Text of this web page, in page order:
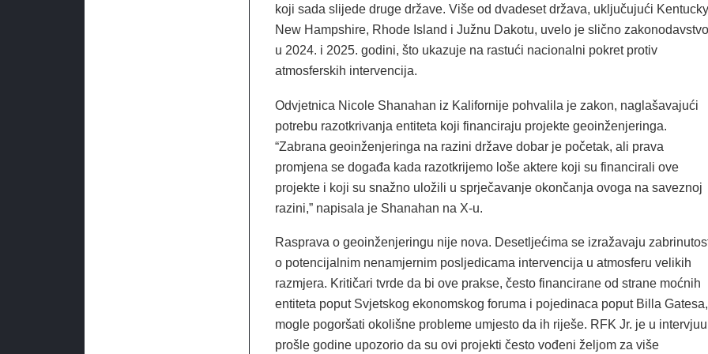
koji sada slijede druge države. Više od dvadeset država, uključujući
New Hampshire, Rhode Island i Južnu Dakotu, uvelo je slično zakonodavstvo
u 2024. i 2025. godini, što ukazuje na rastući nacionalni pokret protiv
atmosferskih intervencija.
Odvjetnica Nicole Shanahan iz Kalifornije pohvalila je zakon, naglašavajući
potrebu razotkrivanja entiteta koji financiraju projekte geoinženjeringa.
“Zabrana geoinženjeringa na razini države dobar je početak, ali prava
promjena se događa kada razotkrijemo loše aktere koji su financirali ove
projekte i koji su snažno uložili u sprječavanje okončanja ovoga na saveznoj
razini,” napisala je Shanahan na X-u.
Rasprava o geoinženjeringu nije nova. Desetljećima se izražavaju
o potencijalnim nenamjernim posljedicama intervencija u atmosferu velikih
razmjera. Kritičari tvrde da bi ove prakse, često financirane od strane moćnih
entiteta poput Svjetskog ekonomskog foruma i pojedinaca poput Billa Gatesa,
mogle pogoršati okolišne probleme umjesto da ih riješe. RFK Jr. je u intervjuu
prošle godine upozorio da su ovi projekti često vođeni željom za više